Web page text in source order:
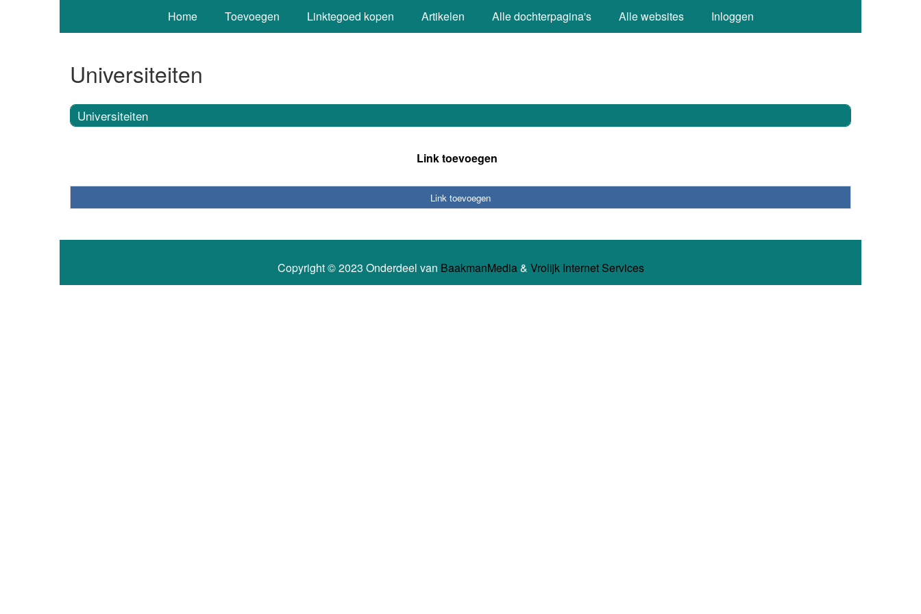
Home Toevoegen Linktegoed kopen Artikelen Alle dochterpagina's Alle websites Inloggen
Universiteiten
Universiteiten
Link toevoegen
Link toevoegen
Copyright © 2023 Onderdeel van BaakmanMedia& Vrolijk Internet Services